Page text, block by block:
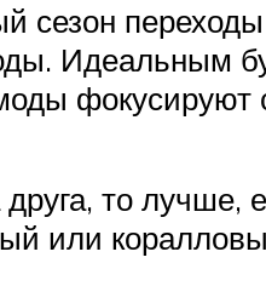
сезон
Идеальным
фокусируют
то лучше,
или